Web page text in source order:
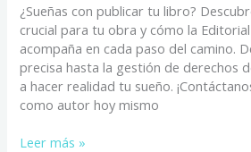
¿Sueñas con publicar tu libro?
crucial para tu obra y cómo la
acompaña en cada paso del camino.
precisa hasta la gestión de derechos
a hacer realidad tu sueño.
como autor hoy mismo
Leer más »